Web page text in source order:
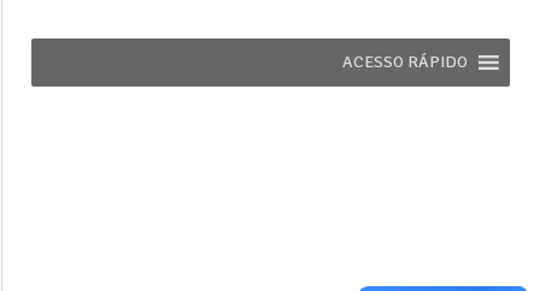
ACESSO RÁPIDO